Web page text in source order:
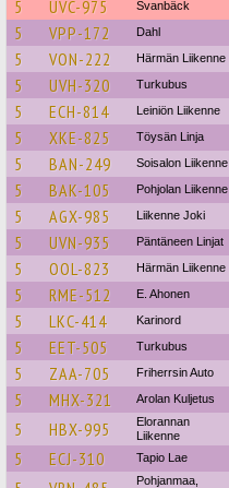
5 UVC-975 Svanbäck
5 VPP-172 Dahl
5 VON-222 Härmän Liikenne
5 UVH-320 Turkubus
5 ECH-814 Leiniön Liikenne
5 XKE-825 Töysän Linja
5 BAN-249 Soisalon Liikenne
5 BAK-105 Pohjolan Liikenne
5 AGX-985 Liikenne Joki
5 UVN-935 Päntäneen Linjat
5 OOL-823 Härmän Liikenne
5 RME-512 E. Ahonen
5 LKC-414 Karinord
5 EET-505 Turkubus
5 ZAA-705 Friherrsin Auto
5 MHX-321 Arolan Kuljetus
5 HBX-995
Elorannan
Liikenne
5 ECJ-310 Tapio Lae
Pohjanmaa,